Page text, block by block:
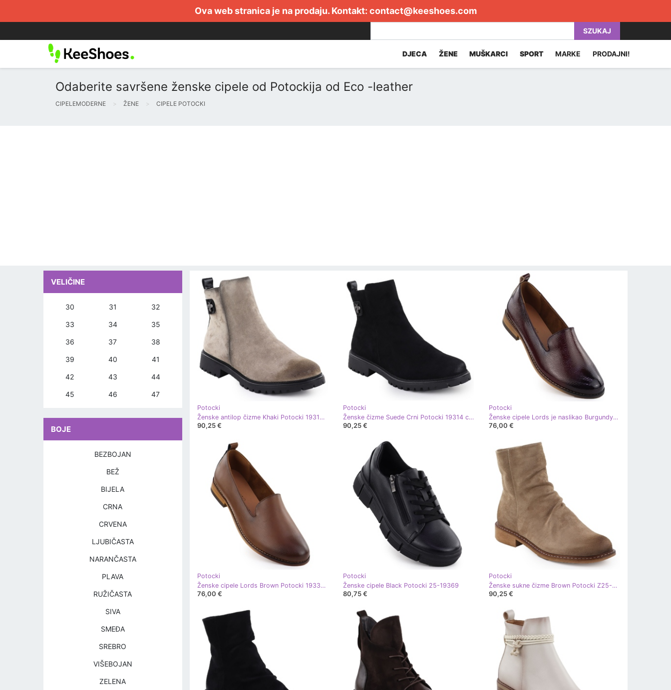
Ova web stranica je na prodaju. Kontakt: contact@keeshoes.com
SZUKAJ
DJECA ŽENE MUŠKARCI SPORT MARKE PRODAJNI!
Odaberite savršene ženske cipele od Potockija od Eco -leather
CIPELEMODERNE ŽENE CIPELE POTOCKI
Potocki
Ženske antilop čizme Khaki Potocki 19314 zelena
90,25 €
Potocki
Ženske čizme Suede Crni Potocki 19314 crna
90,25 €
Potocki
Ženske cipele Lords je naslikao Burgundy Potocki 19337 crvena
76,00 €
Potocki
Ženske cipele Lords Brown Potocki 19337 smeđa
76,00 €
Potocki
Ženske cipele Black Potocki 25-19369
80,75 €
Potocki
Ženske sukne čizme Brown Potocki Z25-Sz12716 bež
90,25 €
VELIČINE
30 31 32
33 34 35
36 37 38
39 40 41
42 43 44
45 46 47
BOJE
BEZBOJAN
BEŽ
BIJELA
CRNA
CRVENA
LJUBIČASTA
NARANČASTA
PLAVA
RUŽIČASTA
SIVA
SMEĐA
SREBRO
VIŠEBOJAN
ZELENA